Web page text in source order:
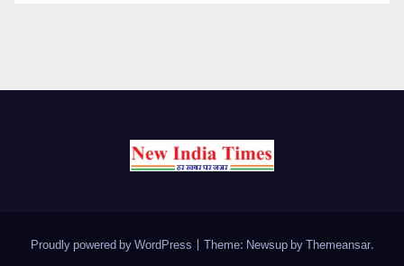
Proudly powered by WordPress Theme: Newsup byThemeansar.